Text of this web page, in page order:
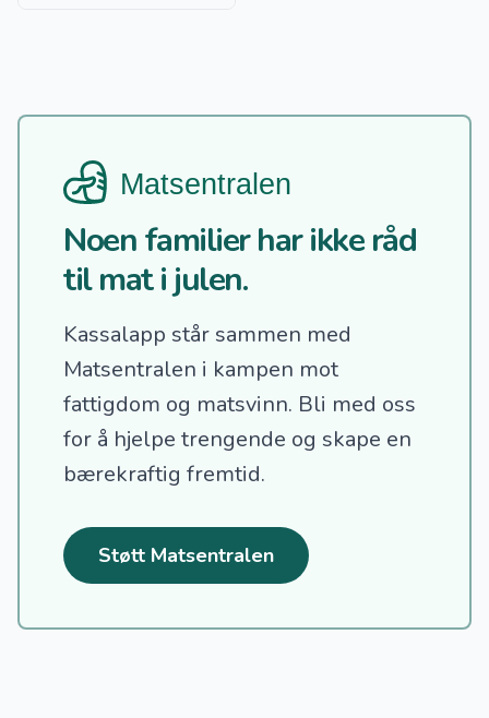
Noen familier har ikke råd
til mat i julen.
Kassalapp står sammen med
Matsentralen i kampen mot
fattigdom og matsvinn. Bli med oss
for å hjelpe trengende og skape en
bærekraftig fremtid.
Støtt Matsentralen